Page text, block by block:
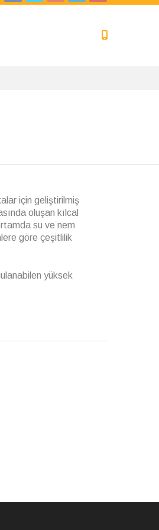
için geliştirilmiş
oluşan kılcal
su ve nem
göre çeşitlilik
yüksek